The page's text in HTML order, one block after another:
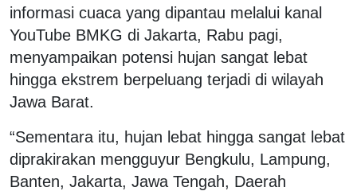
informasi cuaca yang dipantau melalui kanal
YouTube BMKG di Jakarta, Rabu pagi,
menyampaikan potensi hujan sangat lebat
hingga ekstrem berpeluang terjadi di wilayah
Jawa Barat.
“Sementara itu, hujan lebat hingga sangat lebat
diprakirakan mengguyur Bengkulu, Lampung,
Banten, Jakarta, Jawa Tengah, Daerah